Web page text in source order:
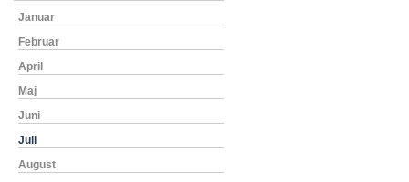
Januar
Februar
April
Maj
Juni
Juli
August